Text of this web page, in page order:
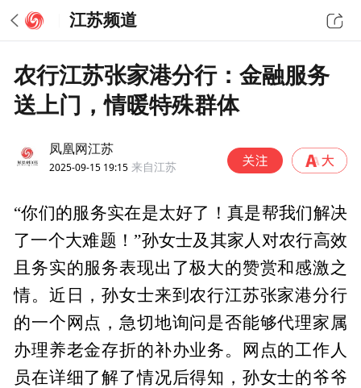
江苏频道
农行江苏张家港分行：金融服务
送上门，情暖特殊群体
凤凰网江苏
2025-09-15 19:15 来自江苏
“你们的服务实在是太好了！真是帮我们解决
了一个大难题！”孙女士及其家人对农行高效
且务实的服务表现出了极大的赞赏和感激之
情。近日，孙女士来到农行江苏张家港分行
的一个网点，急切地询问是否能够代理家属
办理养老金存折的补办业务。网点的工作人
员在详细了解了情况后得知，孙女士的爷爷